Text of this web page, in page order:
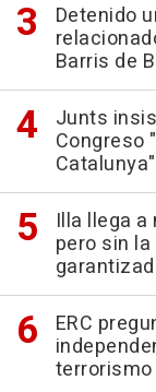
Detenido
Barris de
Junts
Congreso
Catalunya"
Illa llega
pero sin
ERC
terrorismo